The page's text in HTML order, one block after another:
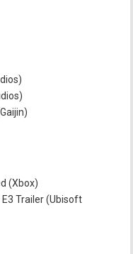
(Xbox)
Trailer (Ubisoft